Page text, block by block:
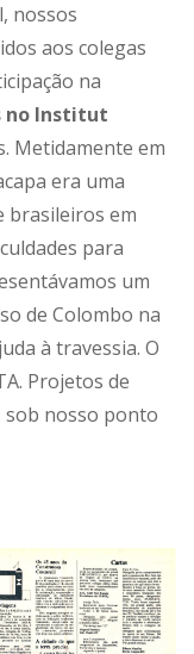
nossos
aos colegas
na
no Institut
Metidamente em
era uma
brasileiros em
para
um
de Colombo na
à travessia. O
Projetos de
sob nosso ponto